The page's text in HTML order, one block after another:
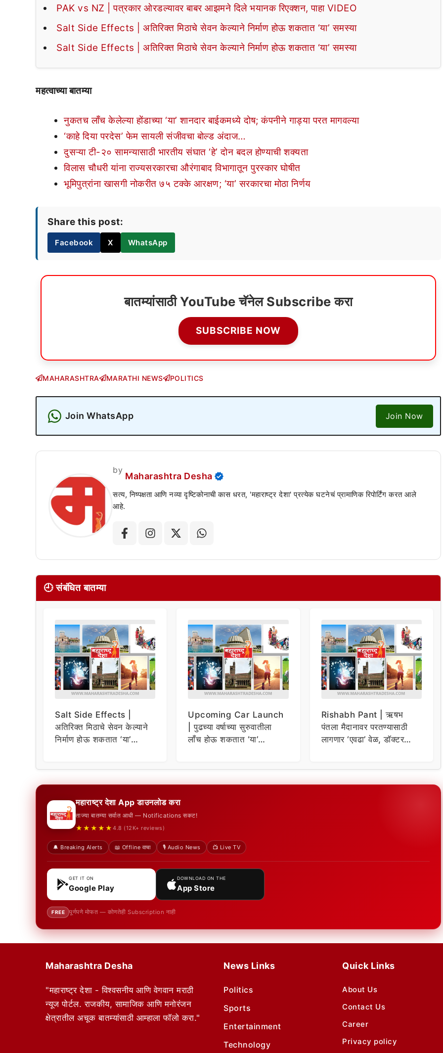
PAK vs NZ | पत्रकार ओरडल्यावर बाबर आझमने दिले भयानक रिएक्शन, पाहा VIDEO
Salt Side Effects | अतिरिक्त मिठाचे सेवन केल्याने निर्माण होऊ शकतात ‘या’ समस्या
Salt Side Effects | अतिरिक्त मिठाचे सेवन केल्याने निर्माण होऊ शकतात ‘या’ समस्या
महत्वाच्या बातम्या
नुकतच लाँच केलेल्या होंडाच्या ‘या’ शानदार बाईकमध्ये दोष; कंपनीने गाड्या परत मागवल्या
‘काहे दिया परदेस’ फेम सायली संजीवचा बोल्ड अंदाज…
दुसऱ्या टी-२० सामन्यासाठी भारतीय संघात ‘हे’ दोन बदल होण्याची शक्यता
विलास चौधरी यांना राज्यसरकारचा औरंगाबाद विभागातून पुरस्कार घोषीत
भूमिपुत्रांना खासगी नोकरीत ७५ टक्के आरक्षण; ‘या’ सरकारचा मोठा निर्णय
Share this post:
Facebook X WhatsApp
बातम्यांसाठी YouTube चॅनेल Subscribe करा
SUBSCRIBE NOW
MAHARASHTRA MARATHI NEWS POLITICS
Join WhatsApp Join Now
by
Maharashtra Desha
सत्य, निष्पक्षता आणि नव्या दृष्टिकोनाची कास धरत, 'महाराष्ट्र देशा' प्रत्येक घटनेचं प्रामाणिक रिपोर्टिंग करत आले
आहे.
🕘 संबंधित बातम्या
Salt Side Effects |
अतिरिक्त मिठाचे सेवन केल्याने
निर्माण होऊ शकतात ‘या’
Upcoming Car Launch
| पुढच्या वर्षाच्या सुरुवातीला
लाँच होऊ शकतात ‘या’
Rishabh Pant | ऋषभ
पंतला मैदानावर परतण्यासाठी
लागणार ‘एवढा’ वेळ, डॉक्टर
महाराष्ट्र देशा App डाउनलोड करा
ताज्या बातम्या सर्वात आधी — Notifications सकट!
★★★★★ 4.8 (12K+ reviews)
🔔 Breaking Alerts 📖 Offline वाचा 🎙️ Audio News 📺 Live TV
GET IT ON
Google Play
DOWNLOAD ON THE
App Store
FREE पूर्णपणे मोफत — कोणतेही Subscription नाही
Maharashtra Desha
"महाराष्ट्र देशा - विश्वसनीय आणि वेगवान मराठी
न्यूज पोर्टल. राजकीय, सामाजिक आणि मनोरंजन
क्षेत्रातील अचूक बातम्यांसाठी आम्हाला फॉलो करा."
News Links
Politics
Sports
Entertainment
Technology
Quick Links
About Us
Contact Us
Career
Privacy policy